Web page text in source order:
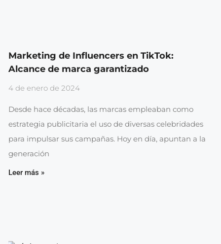
Marketing de Influencers en TikTok:
Alcance de marca garantizado
4 de enero de 2024
Desde hace décadas, las marcas empleaban como
estrategia publicitaria el uso de diversas celebridades
para impulsar sus campañas. Hoy en día, apuntan a la
generación
Leer más »